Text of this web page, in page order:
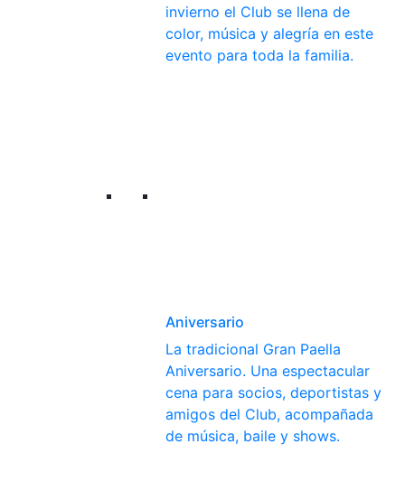
invierno el Club se llena de
color, música y alegría en este
evento para toda la familia.
Aniversario
La tradicional Gran Paella
Aniversario. Una espectacular
cena para socios, deportistas y
amigos del Club, acompañada
de música, baile y shows.